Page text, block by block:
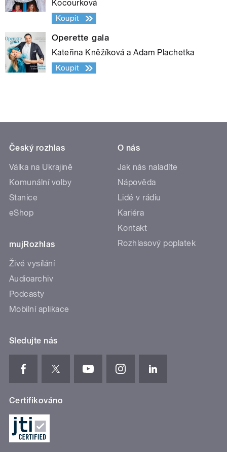
Kocourková
Koupit
Operette gala
Kateřina Kněžíková a Adam Plachetka
Koupit
Český rozhlas
Válka na Ukrajině
Komunální volby
Stanice
eShop
mujRozhlas
Živé vysílání
Audioarchiv
Podcasty
Mobilní aplikace
O nás
Jak nás naladíte
Nápověda
Lidé v rádiu
Kariéra
Kontakt
Rozhlasový poplatek
Sledujte nás
Certifikováno